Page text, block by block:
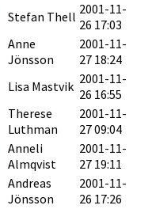
Stefan Thell 2001-11-
26 17:03
Anne
Jönsson
2001-11-
27 18:24
Lisa Mastvik 2001-11-
26 16:55
Therese
Luthman
2001-11-
27 09:04
Anneli
Almqvist
2001-11-
27 19:11
Andreas
Jönsson
2001-11-
26 17:26